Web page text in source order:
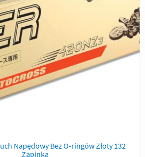
Napędowy Bez O-ringów Złoty 132
Zapinka